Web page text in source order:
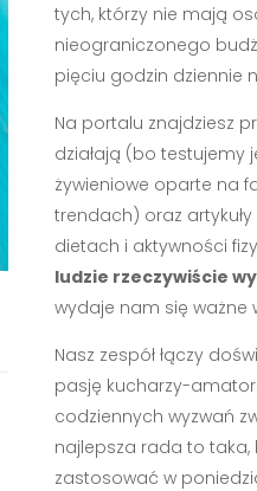
tych, którzy nie mają
nieograniczonego
pięciu godzin dziennie
Na portalu znajdziesz
działają (bo testujemy
żywieniowe oparte na
trendach) oraz
dietach i aktywności
ludzie rzeczywiście
wydaje nam się ważne
Nasz zespół łączy
pasję kucharzy-
codziennych wyzwań
najlepsza rada to
zastosować w